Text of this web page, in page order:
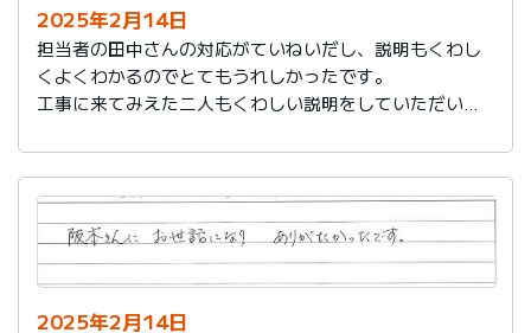
2025年2月14日
担当者の田中さんの対応がていねいだし、説明もくわし
くよくわかるのでとてもうれしかったです。
工事に来てみえた二人もくわしい説明をしていただいた
今後ともいろいろお世話になりますが、よろしくお願い
します。
2025年2月14日